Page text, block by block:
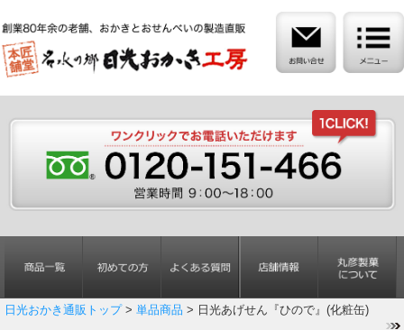
日光おかき通販トップ> 単品商品 > 日光あげせん『ひので』(化粧缶)